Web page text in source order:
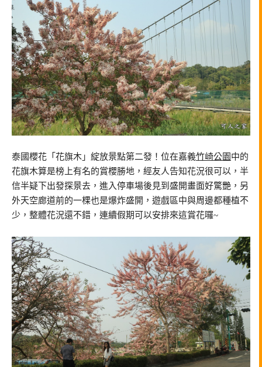
泰國櫻花「花旗木」綻放景點第二發！位在嘉義竹崎公園 中的
花旗木算是榜上有名的賞櫻勝地，經友人告知花況很可以，半
信半疑下出發探景去，進入停車場後見到盛開畫面好驚艷，另
外天空廊道前的一棵也是爆炸盛開，遊戲區中與周邊都種植不
少，整體花況還不錯，連續假期可以安排來這賞花囉~